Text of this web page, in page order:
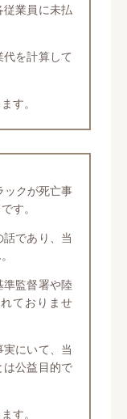
業員に未払
を計算して
す。
クが死亡事
す。
であり、当
準監督署や陸
ておりませ
にいて、当
公益目的で
す。